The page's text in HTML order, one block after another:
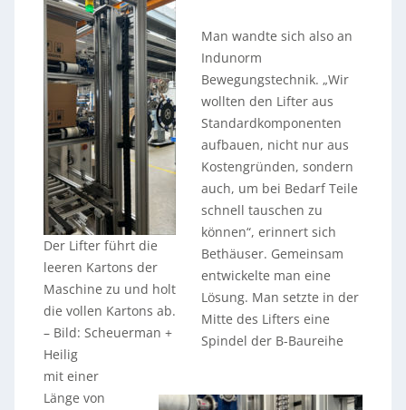
Der Lifter führt die
leeren Kartons der
Maschine zu und holt
die vollen Kartons ab.
– Bild: Scheuerman +
Heilig
Man wandte sich also an
Indunorm
Bewegungstechnik. „Wir
wollten den Lifter aus
Standardkomponenten
aufbauen, nicht nur aus
Kostengründen, sondern
auch, um bei Bedarf Teile
schnell tauschen zu
können“, erinnert sich
Bethäuser. Gemeinsam
entwickelte man eine
Lösung. Man setzte in der
Mitte des Lifters eine
Spindel der B-Baureihe
mit einer
Länge von